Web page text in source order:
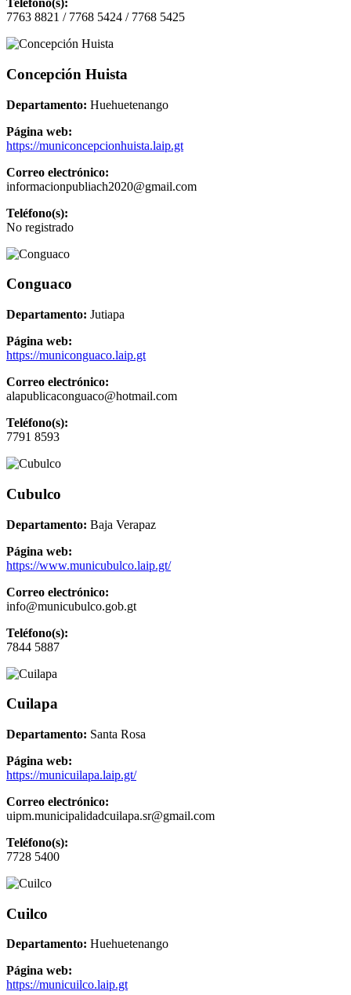
Teléfono(s):
7763 8821 / 7768 5424 / 7768 5425
Concepción Huista
Departamento: Huehuetenango
Página web:
https://municoncepcionhuista.laip.gt
Correo electrónico:
informacionpubliach2020@gmail.com
Teléfono(s):
No registrado
Conguaco
Departamento: Jutiapa
Página web:
https://municonguaco.laip.gt
Correo electrónico:
alapublicaconguaco@hotmail.com
Teléfono(s):
7791 8593
Cubulco
Departamento: Baja Verapaz
Página web:
https://www.municubulco.laip.gt/
Correo electrónico:
info@municubulco.gob.gt
Teléfono(s):
7844 5887
Cuilapa
Departamento: Santa Rosa
Página web:
https://municuilapa.laip.gt/
Correo electrónico:
uipm.municipalidadcuilapa.sr@gmail.com
Teléfono(s):
7728 5400
Cuilco
Departamento: Huehuetenango
Página web:
https://municuilco.laip.gt